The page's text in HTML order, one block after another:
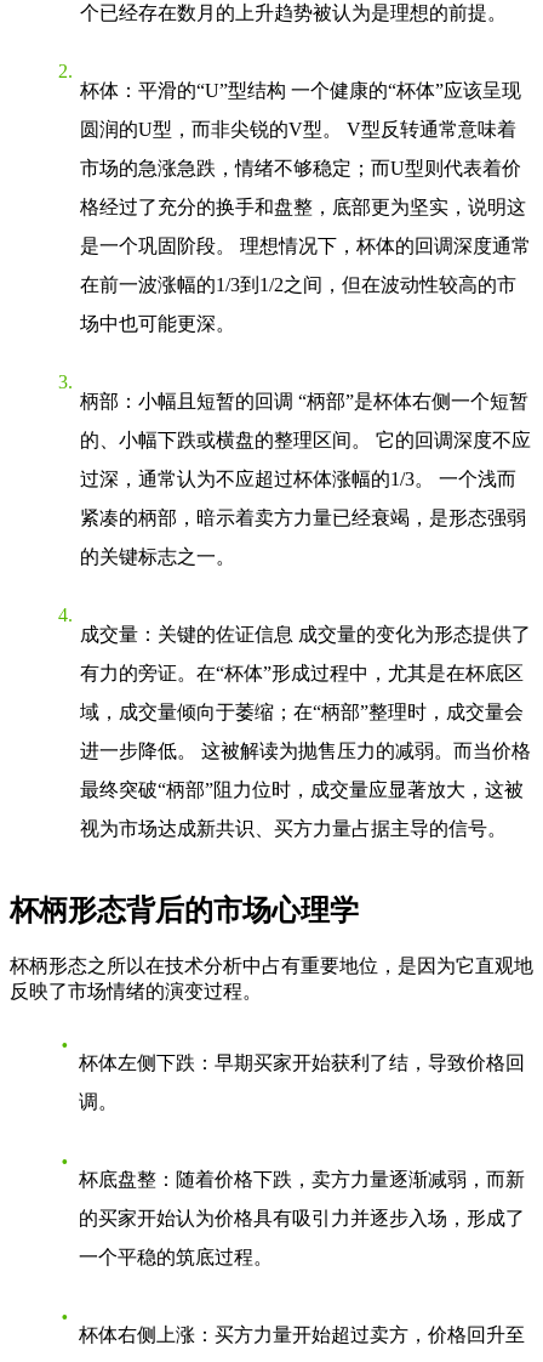
个已经存在数月的上升趋势被认为是理想的前提。
杯体：平滑的“U”型结构 一个健康的“杯体”应该呈现
圆润的U型，而非尖锐的V型。 V型反转通常意味着
市场的急涨急跌，情绪不够稳定；而U型则代表着价
格经过了充分的换手和盘整，底部更为坚实，说明这
是一个巩固阶段。 理想情况下，杯体的回调深度通常
在前一波涨幅的1/3到1/2之间，但在波动性较高的市
场中也可能更深。
柄部：小幅且短暂的回调 “柄部”是杯体右侧一个短暂
的、小幅下跌或横盘的整理区间。 它的回调深度不应
过深，通常认为不应超过杯体涨幅的1/3。 一个浅而
紧凑的柄部，暗示着卖方力量已经衰竭，是形态强弱
的关键标志之一。
成交量：关键的佐证信息 成交量的变化为形态提供了
有力的旁证。在“杯体”形成过程中，尤其是在杯底区
域，成交量倾向于萎缩；在“柄部”整理时，成交量会
进一步降低。 这被解读为抛售压力的减弱。而当价格
最终突破“柄部”阻力位时，成交量应显著放大，这被
视为市场达成新共识、买方力量占据主导的信号。
杯柄形态背后的市场心理学
杯柄形态之所以在技术分析中占有重要地位，是因为它直观地
反映了市场情绪的演变过程。
杯体左侧下跌 ：早期买家开始获利了结，导致价格回
调。
杯底盘整 ：随着价格下跌，卖方力量逐渐减弱，而新
的买家开始认为价格具有吸引力并逐步入场，形成了
一个平稳的筑底过程。
杯体右侧上涨 ：买方力量开始超过卖方，价格回升至